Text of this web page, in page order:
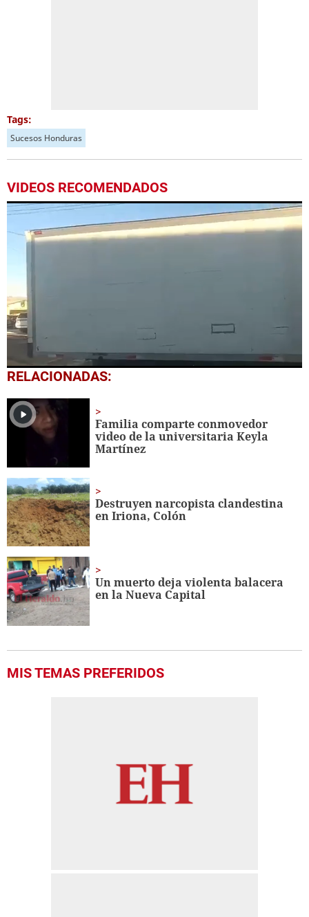
Tags:
Sucesos Honduras
VIDEOS RECOMENDADOS
0
seconds
1
minute,
10
seconds
RELACIONADAS:
Familia comparte conmovedor
video de la universitaria Keyla
Martínez
Destruyen narcopista clandestina
en Iriona, Colón
Un muerto deja violenta balacera
en la Nueva Capital
MIS TEMAS PREFERIDOS